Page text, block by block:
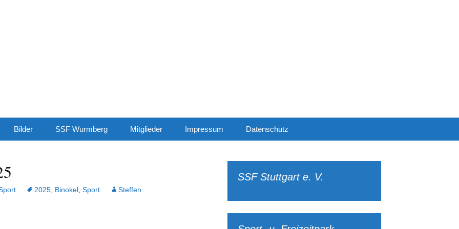
Bilder SSF Wurmberg Mitglieder Impressum Datenschutz
2025 Binokel Sport Steffen
SSF Stuttgart e. V.